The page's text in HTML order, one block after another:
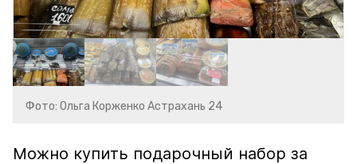
Фото: Ольга Корженко Астрахань 24
Можно купить подарочный набор за